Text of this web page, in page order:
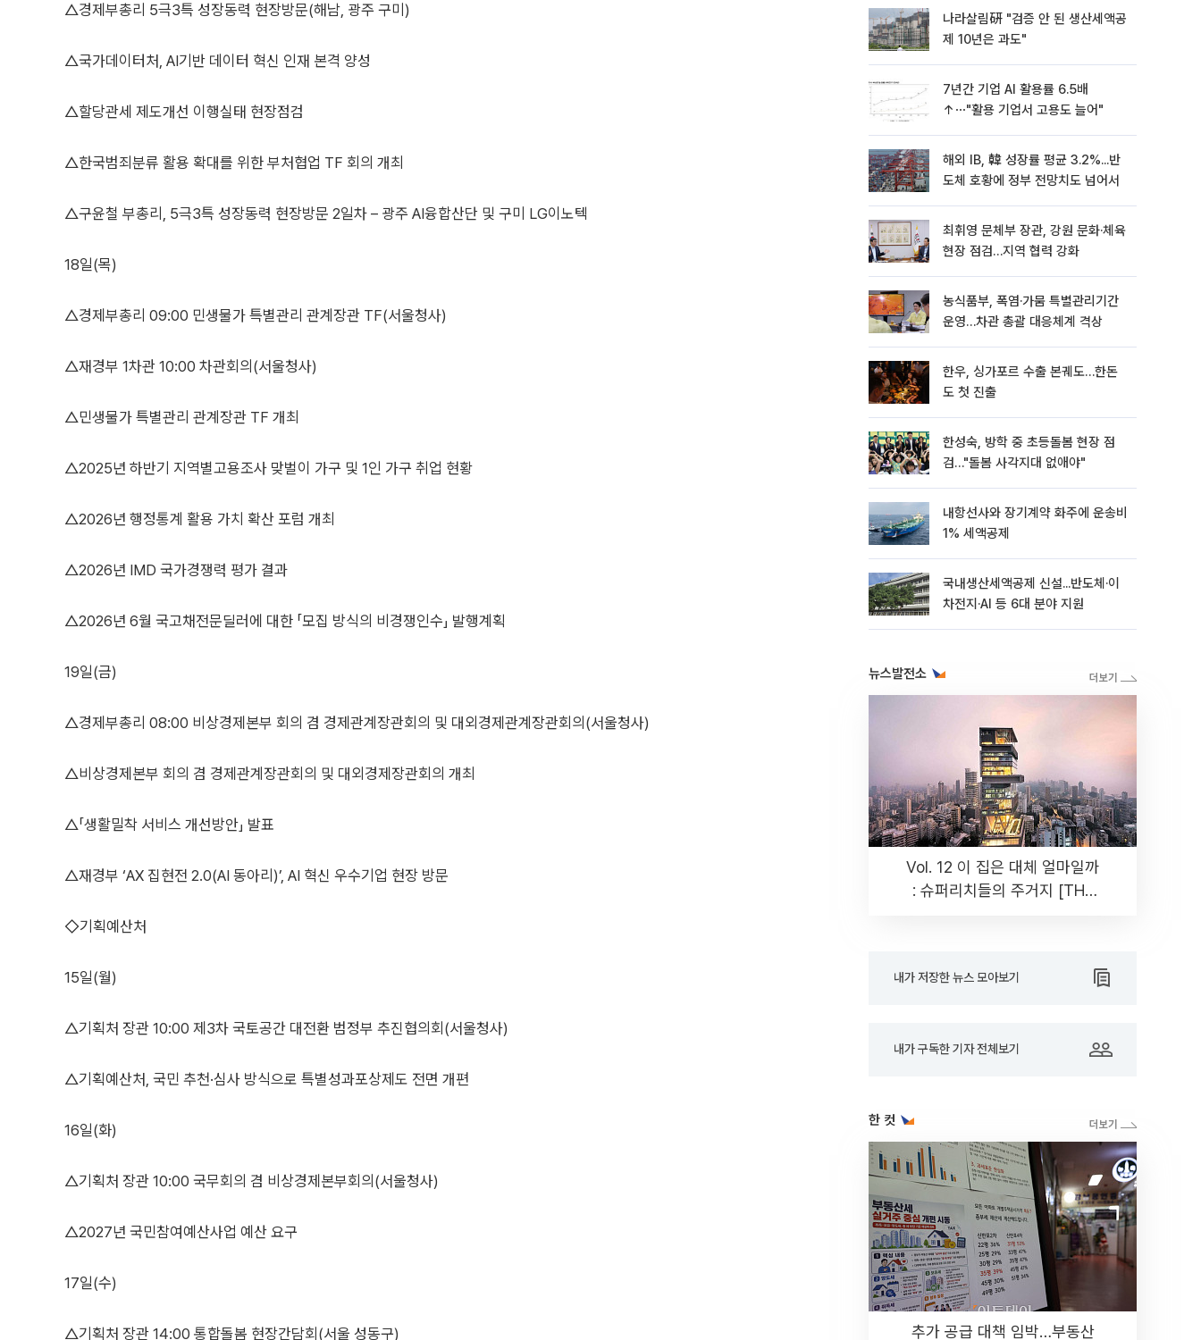
△경제부총리 5극3특 성장동력 현장방문(해남, 광주 구미)
△국가데이터처, AI기반 데이터 혁신 인재 본격 양성
△할당관세 제도개선 이행실태 현장점검
△한국범죄분류 활용 확대를 위한 부처협업 TF 회의 개최
△구윤철 부총리, 5극3특 성장동력 현장방문 2일차 – 광주 AI융합산단 및 구미 LG이노텍
18일(목)
△경제부총리 09:00 민생물가 특별관리 관계장관 TF(서울청사)
△재경부 1차관 10:00 차관회의(서울청사)
△민생물가 특별관리 관계장관 TF 개최
△2025년 하반기 지역별고용조사 맞벌이 가구 및 1인 가구 취업 현황
△2026년 행정통계 활용 가치 확산 포럼 개최
△2026년 IMD 국가경쟁력 평가 결과
△2026년 6월 국고채전문딜러에 대한 「모집 방식의 비경쟁인수」 발행계획
19일(금)
△경제부총리 08:00 비상경제본부 회의 겸 경제관계장관회의 및 대외경제관계장관회의(서울청사)
△비상경제본부 회의 겸 경제관계장관회의 및 대외경제장관회의 개최
△「생활밀착 서비스 개선방안」 발표
△재경부 ‘AX 집현전 2.0(AI 동아리)’, AI 혁신 우수기업 현장 방문
◇기획예산처
15일(월)
△기획처 장관 10:00 제3차 국토공간 대전환 범정부 추진협의회(서울청사)
△기획예산처, 국민 추천·심사 방식으로 특별성과포상제도 전면 개편
16일(화)
△기획처 장관 10:00 국무회의 겸 비상경제본부회의(서울청사)
△2027년 국민참여예산사업 예산 요구
17일(수)
△기획처 장관 14:00 통합돌봄 현장간담회(서울 성동구)
나라살림硏 "검증 안 된 생산세액공
제 10년은 과도"
7년간 기업 AI 활용률 6.5배
↑⋯"활용 기업서 고용도 늘어"
해외 IB, 韓 성장률 평균 3.2%...반
도체 호황에 정부 전망치도 넘어서
최휘영 문체부 장관, 강원 문화·체육
현장 점검…지역 협력 강화
농식품부, 폭염·가뭄 특별관리기간
운영…차관 총괄 대응체계 격상
한우, 싱가포르 수출 본궤도…한돈
도 첫 진출
한성숙, 방학 중 초등돌봄 현장 점
검…"돌봄 사각지대 없애야"
내항선사와 장기계약 화주에 운송비
1% 세액공제
국내생산세액공제 신설...반도체·이
차전지·AI 등 6대 분야 지원
뉴스발전소
Vol. 12 이 집은 대체 얼마일까
: 슈퍼리치들의 주거지 [THE
내가 저장한 뉴스 모아보기
내가 구독한 기자 전체보기
한 컷
추가 공급 대책 임박…부동산